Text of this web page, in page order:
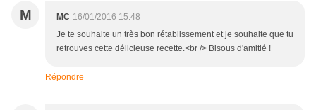
M MC 16/01/2016 15:48
Je te souhaite un très bon rétablissement et je souhaite que tu
retrouves cette délicieuse recette.<br /> Bisous d'amitié !
Répondre